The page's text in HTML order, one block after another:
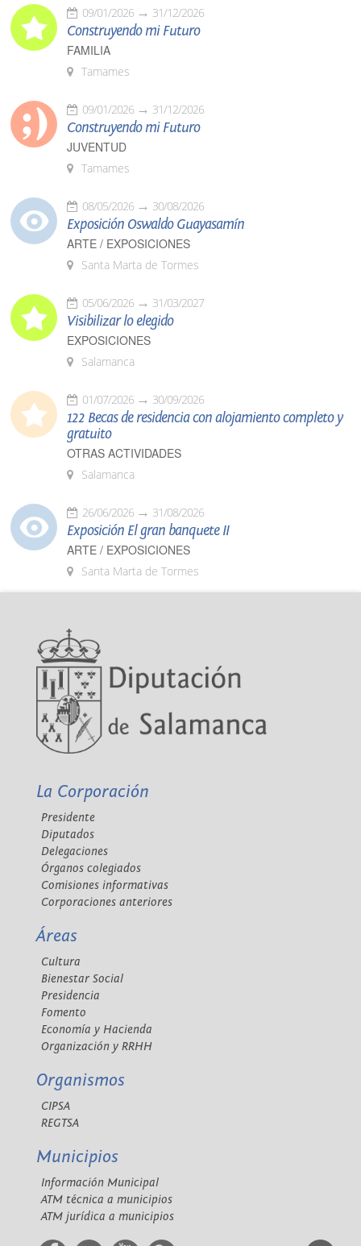
09/01/2026 31/12/2026
Construyendo mi Futuro
FAMILIA
Tamames
09/01/2026 31/12/2026
Construyendo mi Futuro
JUVENTUD
Tamames
08/05/2026 30/08/2026
Exposición Oswaldo Guayasamín
ARTE / EXPOSICIONES
Santa Marta de Tormes
05/06/2026 31/03/2027
Visibilizar lo elegido
EXPOSICIONES
Salamanca
01/07/2026 30/09/2026
122 Becas de residencia con alojamiento completo y
gratuito
OTRAS ACTIVIDADES
Salamanca
26/06/2026 31/08/2026
Exposición El gran banquete II
ARTE / EXPOSICIONES
Santa Marta de Tormes
La Corporación
Presidente
Diputados
Delegaciones
Órganos colegiados
Comisiones informativas
Corporaciones anteriores
Áreas
Cultura
Bienestar Social
Presidencia
Fomento
Economía y Hacienda
Organización y RRHH
Organismos
CIPSA
REGTSA
Municipios
Información Municipal
ATM técnica a municipios
ATM jurídica a municipios